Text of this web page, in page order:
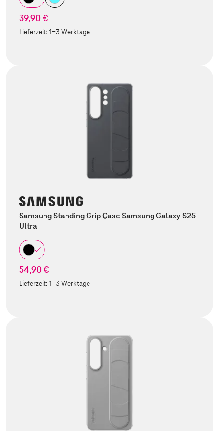
39,90 €
Lieferzeit:1-3 Werktage
Samsung Standing Grip Case Samsung Galaxy S25
Ultra
54,90 €
Lieferzeit:1-3 Werktage